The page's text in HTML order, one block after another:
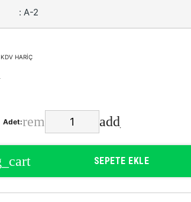
: A-2
KDV HARİÇ
Adet:
SEPETE EKLE